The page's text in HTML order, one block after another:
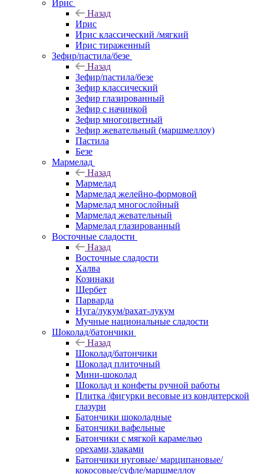
Ирис
Назад
Ирис
Ирис классический /мягкий
Ирис тираженный
Зефир/пастила/безе
Назад
Зефир/пастила/безе
Зефир классический
Зефир глазированный
Зефир с начинкой
Зефир многоцветный
Зефир жевательный (маршмеллоу)
Пастила
Безе
Мармелад
Назад
Мармелад
Мармелад желейно-формовой
Мармелад многослойный
Мармелад жевательный
Мармелад глазированный
Восточные сладости
Назад
Восточные сладости
Халва
Козинаки
Щербет
Парварда
Нуга/лукум/рахат-лукум
Мучные национальные сладости
Шоколад/батончики
Назад
Шоколад/батончики
Шоколад плиточный
Мини-шоколад
Шоколад и конфеты ручной работы
Плитка /фигурки весовые из кондитерской
глазури
Батончики шоколадные
Батончики вафельные
Батончики с мягкой карамелью
орехами,злаками
Батончики нуговые/ марципановые/
кокосовые/суфле/маршмеллоу